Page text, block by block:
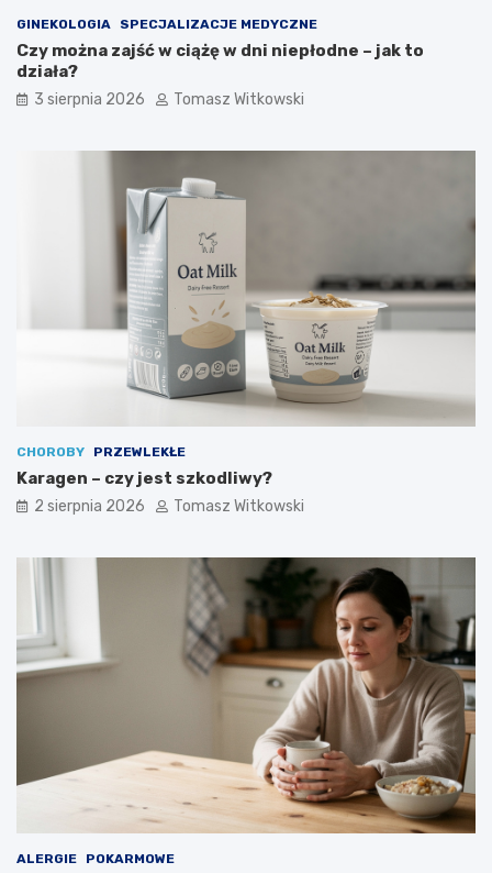
GINEKOLOGIA SPECJALIZACJE MEDYCZNE
Czy można zajść w ciążę w dni niepłodne – jak to
działa?
3 sierpnia 2026 Tomasz Witkowski
CHOROBY PRZEWLEKŁE
Karagen – czy jest szkodliwy?
2 sierpnia 2026 Tomasz Witkowski
ALERGIE POKARMOWE